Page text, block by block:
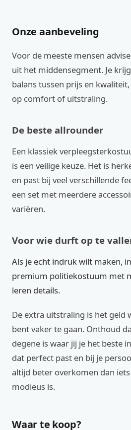
Onze aanbeveling
Voor de meeste mensen
uit het middensegment. Je
balans tussen prijs en
op comfort of uitstraling.
De beste allrounder
Een klassiek
is een veilige keuze. Het is
en past bij veel verschillende
een set met meerdere
variëren.
Voor wie durft op te
Als je echt indruk wilt maken,
premium politiekostuum met
leren details.
De extra uitstraling is het geld
bent vaker te gaan. Onthoud
degene is waar jij je het beste
dat perfect past en bij je
altijd beter overkomen dan
modieus is.
Waar te koop?